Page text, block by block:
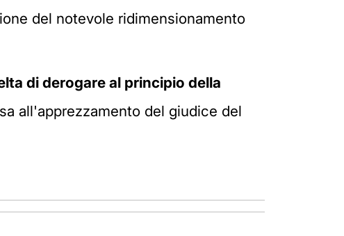
del notevole ridimensionamento
di derogare al principio della
all'apprezzamento del giudice del